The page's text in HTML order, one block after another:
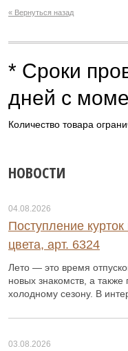
« Вернуться назад
* Сроки
дней с
Количество товара
НОВОСТИ
04.08.2026
Поступление
цвета, арт. 6324
Лето — это время
новых знакомств, а
холодному сезону. В
03.08.2026